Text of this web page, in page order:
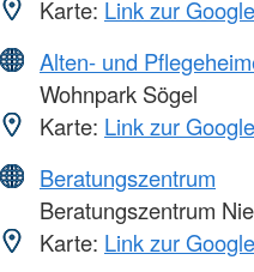
Karte: Link zur
Alten- und
Wohnpark Sögel
Karte: Link zur
Beratungszentrum
Beratungszentrum
Karte: Link zur